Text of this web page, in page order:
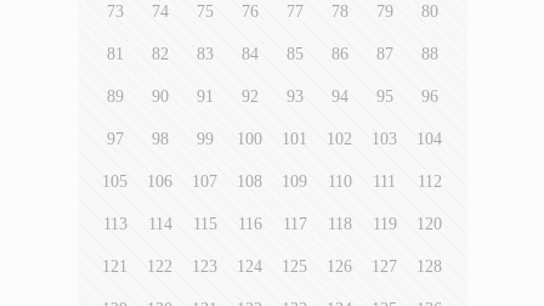
73 74 75 76 77 78 79 80
81 82 83 84 85 86 87 88
89 90 91 92 93 94 95 96
97 98 99 100 101 102 103 104
105 106 107 108 109 110 111 112
113 114 115 116 117 118 119 120
121 122 123 124 125 126 127 128